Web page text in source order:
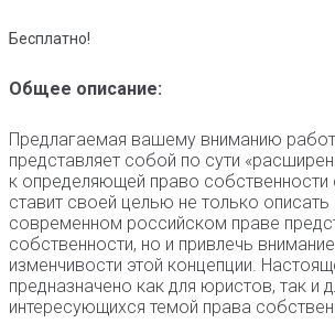
Бесплатно!
Общее описание:
Предлагаемая вашему вниманию
представляет собой по сути
к определяющей право собственности
ставит своей целью не только
современном российском праве
собственности, но и привлечь внимание
изменчивости этой концепции.
предназначено как для юристов, так и
интересующихся темой права